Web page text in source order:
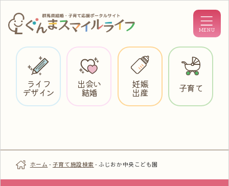
ライフ
デザイン
出会い
結婚
妊娠
出産 子育て
ホーム -子育て施設検索 -ふじおか中央こども園